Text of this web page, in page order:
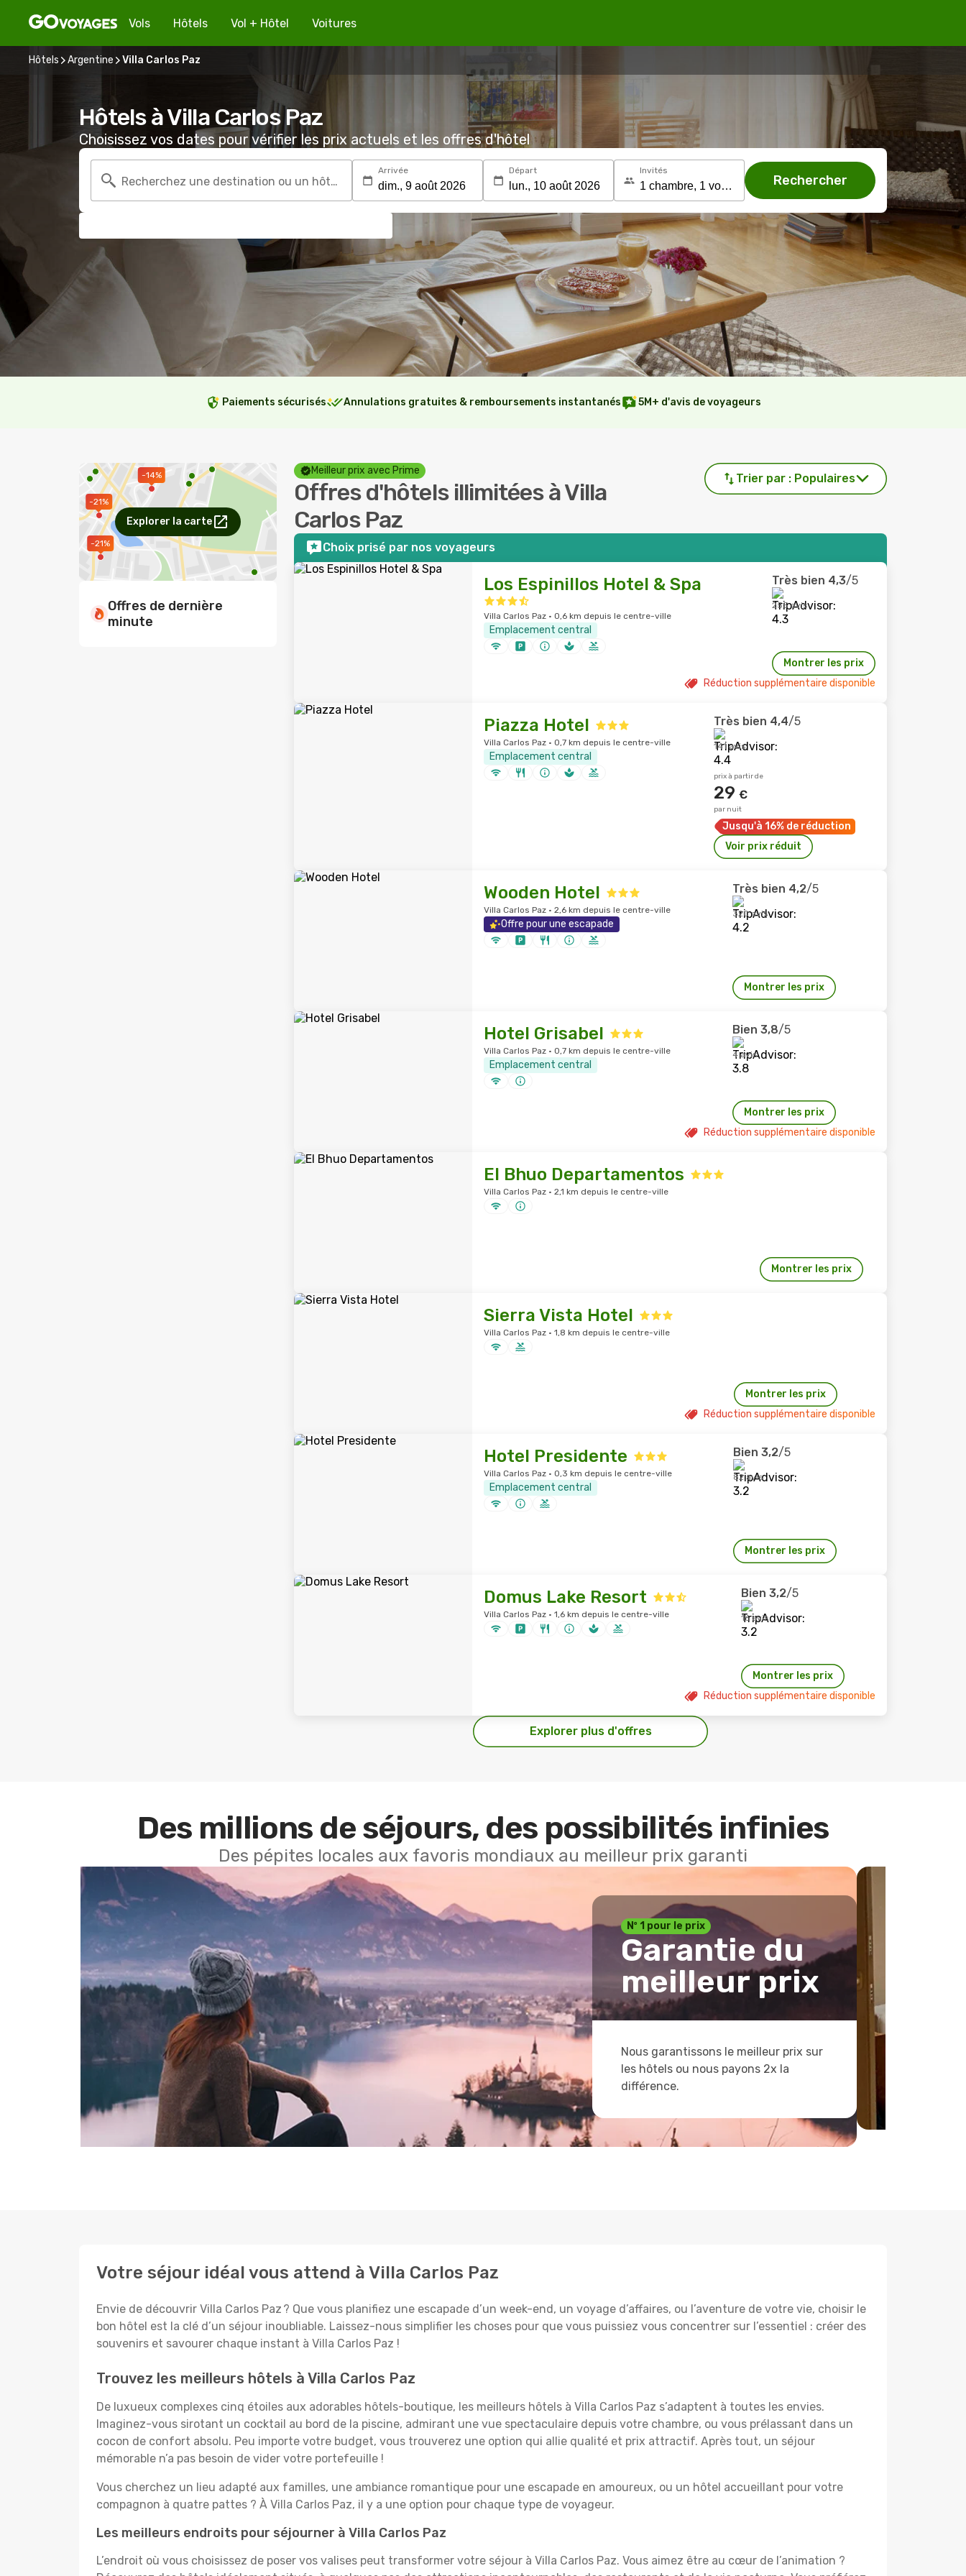
Vols Hôtels Vol + Hôtel Voitures
Hôtels Argentine Villa Carlos Paz
Hôtels à Villa Carlos Paz
Choisissez vos dates pour vérifier les prix actuels et les offres d'hôtel
Recherchez une destination ou un hôtel
Arrivée Départ Invités
Rechercher
Paiements sécurisés Annulations gratuites & remboursements instantanés 5M+ d'avis de voyageurs
-21%
-21%
-14%
Explorer la carte
Offres de dernière
minute
Meilleur prix avec Prime
Offres d'hôtels illimitées à Villa
Carlos Paz
Trier par : Populaires
Choix prisé par nos voyageurs
Los Espinillos Hotel & Spa
Villa Carlos Paz · 0,6 km depuis le centre-ville
Emplacement central
Très bien 4,3/5
255 avis
Montrer les prix
Réduction supplémentaire disponible
Piazza Hotel
Villa Carlos Paz · 0,7 km depuis le centre-ville
Emplacement central
Très bien 4,4/5
141 avis
prix à partir de
29 €
par nuit
Jusqu'à 16% de réduction
Voir prix réduit
Wooden Hotel
Villa Carlos Paz · 2,6 km depuis le centre-ville
Offre pour une escapade
Très bien 4,2/5
320 avis
Montrer les prix
Hotel Grisabel
Villa Carlos Paz · 0,7 km depuis le centre-ville
Emplacement central
Bien 3,8/5
4 avis
Montrer les prix
Réduction supplémentaire disponible
El Bhuo Departamentos
Villa Carlos Paz · 2,1 km depuis le centre-ville
Montrer les prix
Sierra Vista Hotel
Villa Carlos Paz · 1,8 km depuis le centre-ville
Montrer les prix
Réduction supplémentaire disponible
Hotel Presidente
Villa Carlos Paz · 0,3 km depuis le centre-ville
Emplacement central
Bien 3,2/5
82 avis
Montrer les prix
Domus Lake Resort
Villa Carlos Paz · 1,6 km depuis le centre-ville
Bien 3,2/5
16 avis
Montrer les prix
Réduction supplémentaire disponible
Explorer plus d'offres
Des millions de séjours, des possibilités infinies
Des pépites locales aux favoris mondiaux au meilleur prix garanti
Nº 1 pour le prix
Garantie du
meilleur prix
Nous garantissons le meilleur prix sur
les hôtels ou nous payons 2x la
différence.
Votre séjour idéal vous attend à Villa Carlos Paz
Envie de découvrir Villa Carlos Paz ? Que vous planifiez une escapade d’un week-end, un voyage d’affaires, ou l’aventure de votre vie, choisir le
bon hôtel est la clé d’un séjour inoubliable. Laissez-nous simplifier les choses pour que vous puissiez vous concentrer sur l’essentiel : créer des
souvenirs et savourer chaque instant à Villa Carlos Paz !
Trouvez les meilleurs hôtels à Villa Carlos Paz
De luxueux complexes cinq étoiles aux adorables hôtels-boutique, les meilleurs hôtels à Villa Carlos Paz s’adaptent à toutes les envies.
Imaginez-vous sirotant un cocktail au bord de la piscine, admirant une vue spectaculaire depuis votre chambre, ou vous prélassant dans un
cocon de confort absolu. Peu importe votre budget, vous trouverez une option qui allie qualité et prix attractif. Après tout, un séjour
mémorable n’a pas besoin de vider votre portefeuille !
Vous cherchez un lieu adapté aux familles, une ambiance romantique pour une escapade en amoureux, ou un hôtel accueillant pour votre
compagnon à quatre pattes ? À Villa Carlos Paz, il y a une option pour chaque type de voyageur.
Les meilleurs endroits pour séjourner à Villa Carlos Paz
L’endroit où vous choisissez de poser vos valises peut transformer votre séjour à Villa Carlos Paz. Vous aimez être au cœur de l’animation ?